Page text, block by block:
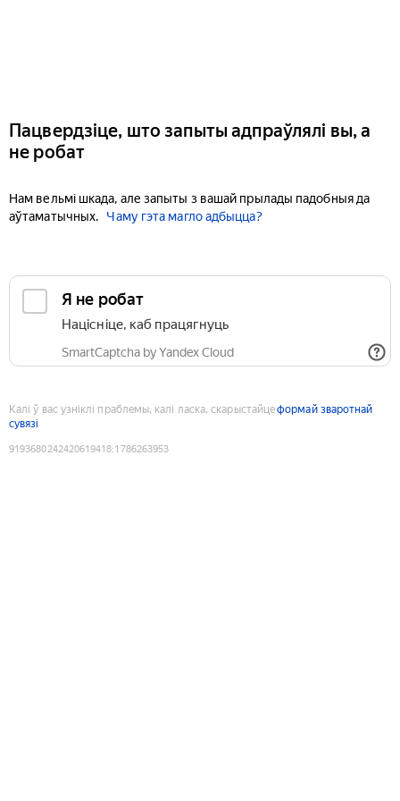
Пацвердзіце, што запыты адпраўлялі вы, а
не робат
Нам вельмі шкада, але запыты з вашай прылады падобныя да
аўтаматычных.
Чаму гэта магло адбыцца?
Я не робат
Націсніце, каб працягнуць
SmartCaptcha by Yandex Cloud
Калі ў вас узніклі праблемы, калі ласка, скарыстайцеформай зваротнай
сувязі
9193680242420619418:1786263953